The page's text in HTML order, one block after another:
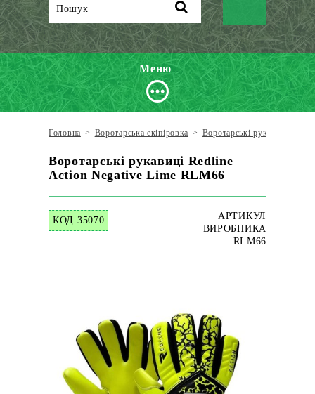
Меню
Головна > Воротарська екіпіровка > Воротарські рукавиці
Воротарські рукавиці Redline
Action Negative Lime RLM66
КОД 35070
АРТИКУЛ
ВИРОБНИКА
RLM66